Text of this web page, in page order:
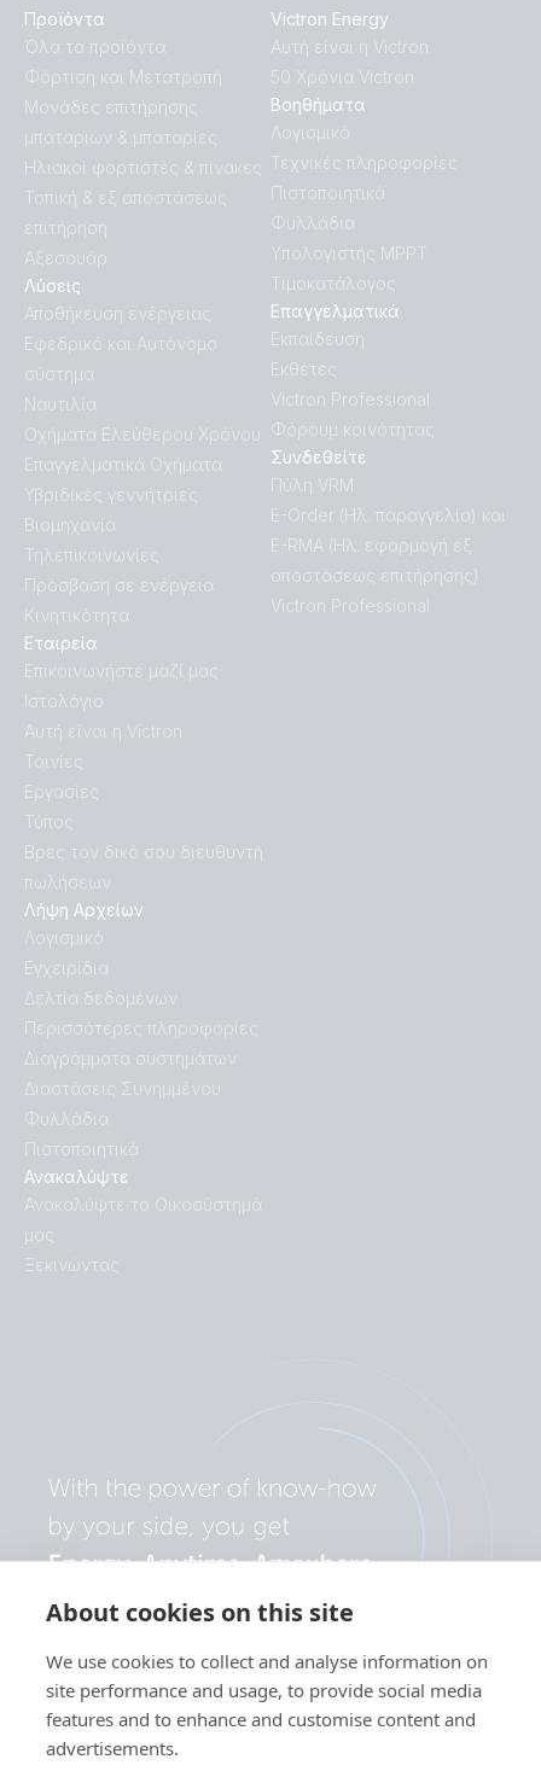
About cookies on this site
We use cookies to collect and analyse information on
site performance and usage, to provide social media
features and to enhance and customise content and
advertisements.
Προϊόντα
Όλα τα προϊόντα
Φόρτιση και Μετατροπή
Μονάδες επιτήρησης
μπαταριών & μπαταρίες
Ηλιακοί φορτιστές & πίνακες
Τοπική & εξ αποστάσεως
επιτήρηση
Αξεσουάρ
Ανακαλύψτε
Ανακαλύψτε το Οικοσύστημά
μας
Ξεκινώντας
Victron Energy
Αυτή είναι η Victron
50 Χρόνια Victron
Λήψη Αρχείων
Λογισμικό
Εγχειρίδια
Δελτία δεδομένων
Περισσότερες πληροφορίες
Διαγράμματα συστημάτων
Διαστάσεις Συνημμένου
Φυλλάδια
Πιστοποιητικά
Λύσεις
Αποθήκευση ενέργειας
Εφεδρικό και Αυτόνομο
σύστημα
Ναυτιλία
Οχήματα Ελεύθερου Χρόνου
Επαγγελματικά Οχήματα
Υβριδικές γεννήτριες
Βιομηχανία
Τηλεπικοινωνίες
Πρόσβαση σε ενέργεια
Κινητικότητα
Εταιρεία
Επικοινωνήστε μαζί μας
Ιστολόγιο
Αυτή είναι η Victron
Ταινίες
Εργασίες
Τύπος
Βρες τον δικό σου διευθυντή
πωλήσεων
Βοηθήματα
Λογισμικό
Τεχνικές πληροφορίες
Πιστοποιητικά
Φυλλάδια
Υπολογιστής MPPT
Τιμοκατάλογος
Επαγγελματικά
Εκπαίδευση
Εκθέτες
Victron Professional
Φόρουμ κοινότητας
Συνδεθείτε
Πύλη VRM
E-Order (Ηλ. παραγγελία) και
E-RMA (Ηλ. εφαρμογή εξ
αποστάσεως επιτήρησης)
Victron Professional